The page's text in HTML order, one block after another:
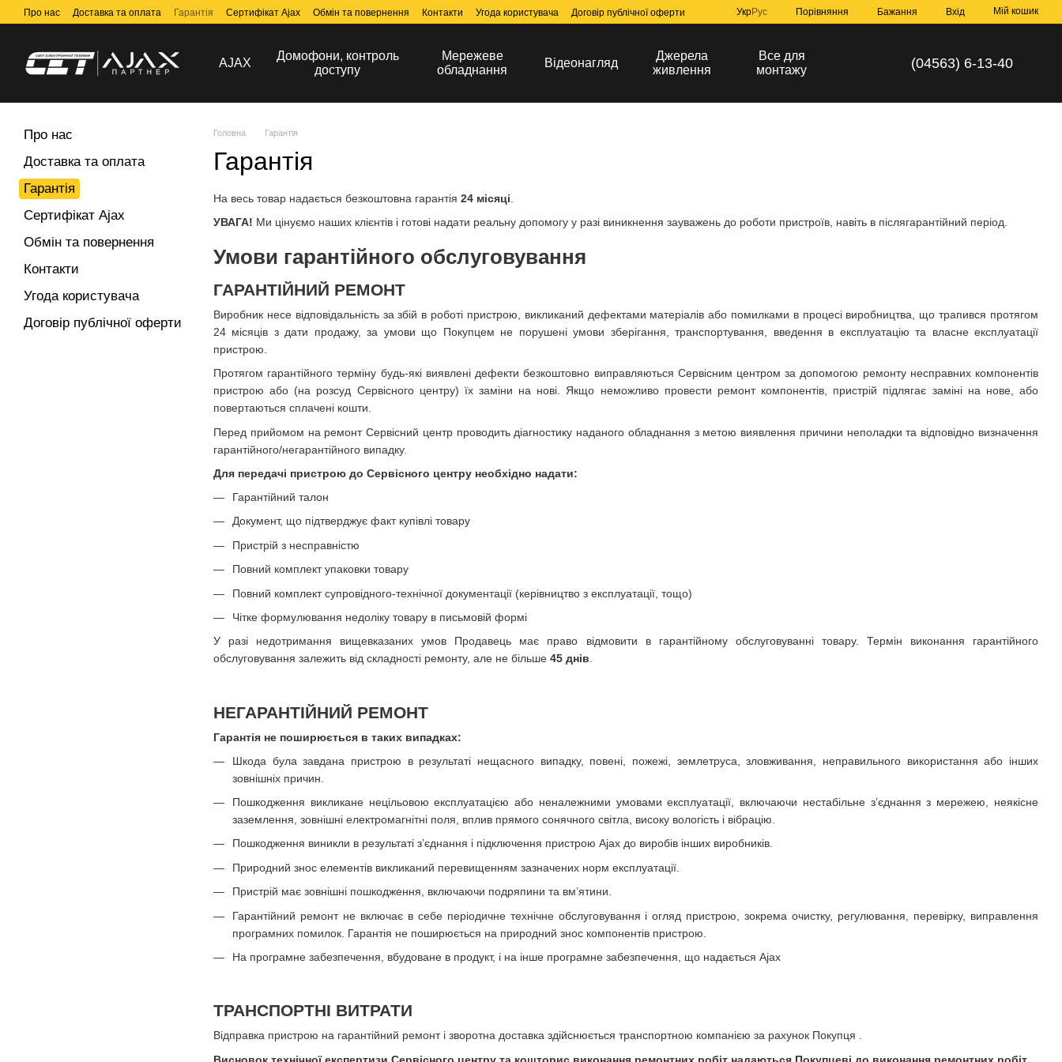
Перейти до основного контенту
Про нас Доставка та оплата Гарантія Сертифікат Ajax Обмін та повернення Контакти Угода користувача Договір публічної оферти УкрРус Порівняння Бажання Вхід Мій кошик
AJAX
Домофони, контроль
доступу
Мережеве
обладнання
Відеонагляд
Джерела
живлення
Все для
монтажу
(04563) 6-13-40
Головна Гарантія
Гарантія
На весь товар надається безкоштовна гарантія 24 місяці
УВАГА! Ми цінуємо наших клієнтів і готові надати реальну допомогу у разі виникнення зауважень до роботи пристроїв, навіть в післягарантійний період.
Умови гарантійного обслуговування
ГАРАНТІЙНИЙ РЕМОНТ
Виробник несе відповідальність за збій в роботі пристрою, викликаний дефектами матеріалів або помилками в процесі виробництва, що трапився протягом
24 місяців з дати продажу, за умови що Покупцем не порушені умови зберігання, транспортування, введення в експлуатацію та власне експлуатації
пристрою.
Протягом гарантійного терміну будь-які виявлені дефекти безкоштовно виправляються Сервісним центром за допомогою ремонту несправних компонентів
пристрою або (на розсуд Сервісного центру) їх заміни на нові. Якщо неможливо провести ремонт компонентів, пристрій підлягає заміні на нове, або
повертаються сплачені кошти.
Перед прийомом на ремонт Сервісний центр проводить діагностику наданого обладнання з метою виявлення причини неполадки та відповідно визначення
гарантійного/негарантійного випадку.
Для передачі пристрою до Сервісного центру необхідно надати:
Гарантійний талон
Документ, що підтверджує факт купівлі товару
Пристрій з несправністю
Повний комплект упаковки товару
Повний комплект супровідного-технічної документації (керівництво з експлуатації, тощо)
Чітке формулювання недоліку товару в письмовій формі
У разі недотримання вищевказаних умов Продавець має право відмовити в гарантійному обслуговуванні товару. Термін виконання гарантійного
обслуговування залежить від складності ремонту, але не більше 45 днів.
НЕГАРАНТІЙНИЙ РЕМОНТ
Гарантія не поширюється в таких випадках:
Шкода була завдана пристрою в результаті нещасного випадку, повені, пожежі, землетруса, зловживання, неправильного використання або інших
зовнішніх причин.
Пошкодження викликане нецільовою експлуатацією або неналежними умовами експлуатації, включаючи нестабільне з’єднання з мережею, неякісне
заземлення, зовнішні електромагнітні поля, вплив прямого сонячного світла, високу вологість і вібрацію.
Пошкодження виникли в результаті з’єднання і підключення пристрою Ajax до виробів інших виробників.
Природний знос елементів викликаний перевищенням зазначених норм експлуатації.
Пристрій має зовнішні пошкодження, включаючи подряпини та вм’ятини.
Гарантійний ремонт не включає в себе періодичне технічне обслуговування і огляд пристрою, зокрема очистку, регулювання, перевірку, виправлення
програмних помилок. Гарантія не поширюється на природний знос компонентів пристрою.
На програмне забезпечення, вбудоване в продукт, і на інше програмне забезпечення, що надається Аjax
ТРАНСПОРТНІ ВИТРАТИ
Відправка пристрою на гарантійний ремонт і зворотна доставка здійснюється транспортною компанією за рахунок Покупця .
Про нас
Доставка та оплата
Гарантія
Сертифікат Ajax
Обмін та повернення
Контакти
Угода користувача
Договір публічної оферти